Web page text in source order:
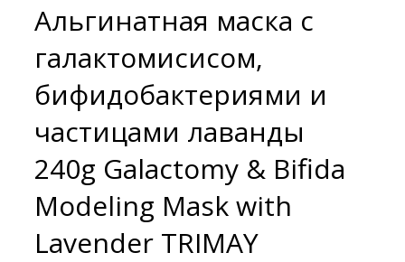
Альгинатная маска с
галактомисисом,
бифидобактериями и
частицами лаванды
240g Galactomy & Bifida
Modeling Mask with
Lavender TRIMAY